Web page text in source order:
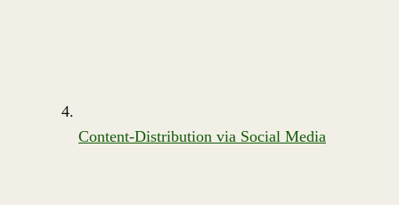
Content-Distribution via Social Media